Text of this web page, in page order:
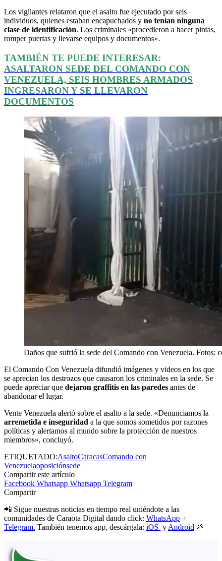
Los vigilantes relataron que el asalto fue ejecutado por seis
individuos, quienes estaban encapuchados y no tenían ninguna
clase de identificación. Los criminales «procedieron a hacer pintas,
romper puertas y llevarse equipos y documentos».
TAMBIÉN TE PUEDE INTERESAR:
ASALTARON SEDE DEL COMANDO CON
VENEZUELA, SEIS HOMBRES ARMADOS
INGRESARON Y SE LLEVARON
DOCUMENTOS
Daños que sufrió la sede del Comando con Venezuela. Fotos:
El Comando Con Venezuela difundió imágenes y videos en los que
se aprecian los destrozos que causaron los criminales en la sede. Se
puede apreciar que dejaron graffitis en las paredes antes de
abandonar el lugar.
Vente Venezuela alertó sobre el asalto a la sede. «Denunciamos la
arremetida e inseguridad a la que somos sometidos por razones
políticas y alertamos al mundo sobre la protección de nuestros
miembros», concluyó.
ETIQUETADO:AsaltoCaracasComando con
Venezuelaoposiciónsede
Compartir este artículo
Facebook Whatsapp Whatsapp Telegram
Compartir
📲 Sigue nuestras noticias en tiempo real uniéndote a las
comunidades de Caraota Digital dando click: WhatsApp +
Telegram. También tenemos app, descárgala: iOS y Android 🌱